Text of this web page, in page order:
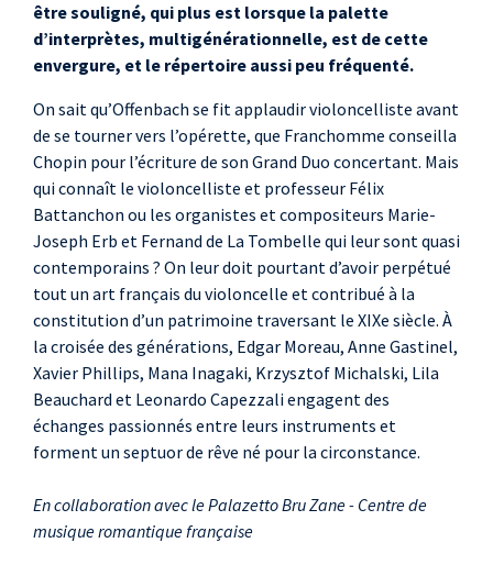
être souligné, qui plus est lorsque la palette
d’interprètes, multigénérationnelle, est de cette
envergure, et le répertoire aussi peu fréquenté.
On sait qu’Offenbach se fit applaudir violoncelliste avant
de se tourner vers l’opérette, que Franchomme conseilla
Chopin pour l’écriture de son Grand Duo concertant. Mais
qui connaît le violoncelliste et professeur Félix
Battanchon ou les organistes et compositeurs Marie-
Joseph Erb et Fernand de La Tombelle qui leur sont quasi
contemporains ? On leur doit pourtant d’avoir perpétué
tout un art français du violoncelle et contribué à la
constitution d’un patrimoine traversant le XIXe siècle. À
la croisée des générations, Edgar Moreau, Anne Gastinel,
Xavier Phillips, Mana Inagaki, Krzysztof Michalski, Lila
Beauchard et Leonardo Capezzali engagent des
échanges passionnés entre leurs instruments et
forment un septuor de rêve né pour la circonstance.
En collaboration avec le Palazetto Bru Zane - Centre de
musique romantique française